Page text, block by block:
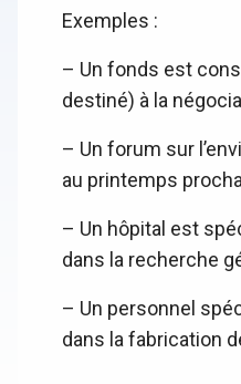
Exemples :
– Un fonds est
destiné) à la
– Un forum sur
au printemps
– Un hôpital est
dans la recherche
– Un personnel
dans la fabrication